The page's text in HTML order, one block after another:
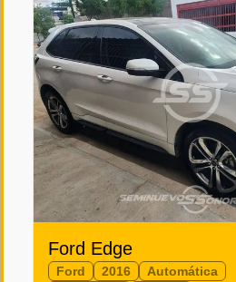
Ford Edge
Ford 2016
Automática